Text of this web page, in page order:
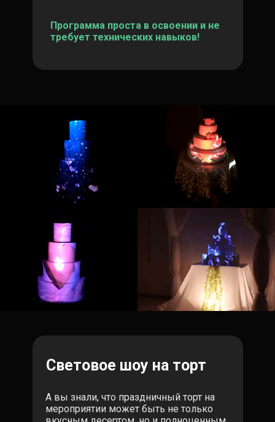
Программа проста в освоении и не
требует технических навыков!
Световое шоу на торт
А вы знали, что праздничный торт на
мероприятии может быть не только